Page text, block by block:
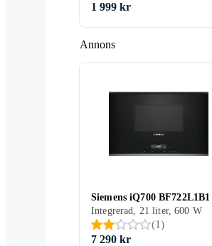
Annons
1 999 kr
Siemens iQ700 BF722L1B1
Integrerad, 21 liter, 600 W
(1)
7 290 kr